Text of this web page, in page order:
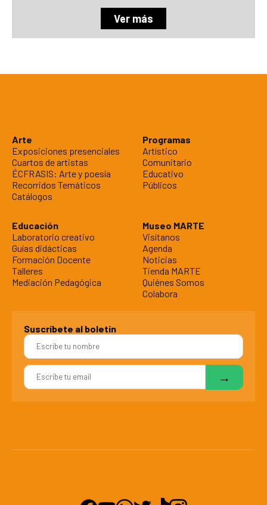
Ver más
Arte
Exposiciones presenciales
Cuartos de artistas
ÉCFRASIS: Arte y poesía
Recorridos Temáticos
Catálogos
Programas
Artístico
Comunitario
Educativo
Públicos
Educación
Laboratorio creativo
Guías didácticas
Formación Docente
Talleres
Mediación Pedagógica
Museo MARTE
Visítanos
Agenda
Noticias
Tienda MARTE
Quiénes Somos
Colabora
Suscríbete al boletín